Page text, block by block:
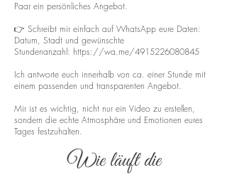
Paar ein persönliches Angebot.
👉 Schreibt mir einfach auf WhatsApp eure Daten:
Datum, Stadt und gewünschte
Stundenanzahl: https://wa.me/4915226080845
Ich antworte euch innerhalb von ca. einer Stunde mit
einem passenden und transparenten Angebot.
Mir ist es wichtig, nicht nur ein Video zu erstellen,
sondern die echte Atmosphäre und Emotionen eures
Tages festzuhalten.
Wie läuft die